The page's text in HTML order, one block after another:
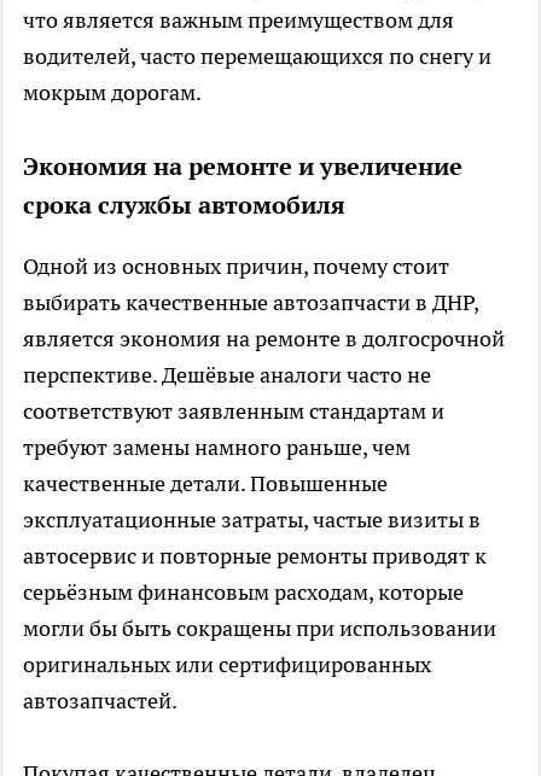
что является важным преимуществом для
водителей, часто перемещающихся по снегу и
мокрым дорогам.
Экономия на ремонте и увеличение
срока службы автомобиля
Одной из основных причин, почему стоит
выбирать качественные автозапчасти в ДНР,
является экономия на ремонте в долгосрочной
перспективе. Дешёвые аналоги часто не
соответствуют заявленным стандартам и
требуют замены намного раньше, чем
качественные детали. Повышенные
эксплуатационные затраты, частые визиты в
автосервис и повторные ремонты приводят к
серьёзным финансовым расходам, которые
могли бы быть сокращены при использовании
оригинальных или сертифицированных
автозапчастей.